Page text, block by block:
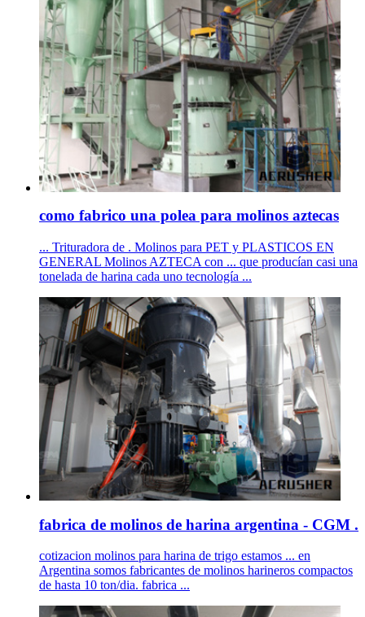
como fabrico una polea para molinos aztecas
... Trituradora de . Molinos para PET y PLASTICOS EN
GENERAL Molinos AZTECA con ... que producían casi una
tonelada de harina cada uno tecnología ...
fabrica de molinos de harina argentina - CGM .
cotizacion molinos para harina de trigo estamos ... en
Argentina somos fabricantes de molinos harineros compactos
de hasta 10 ton/dia. fabrica ...